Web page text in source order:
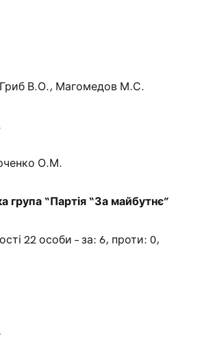
В.О., Магомедов М.С.
О.М.
група “Партія “За майбутнє”
22 особи – за: 6, проти: 0,